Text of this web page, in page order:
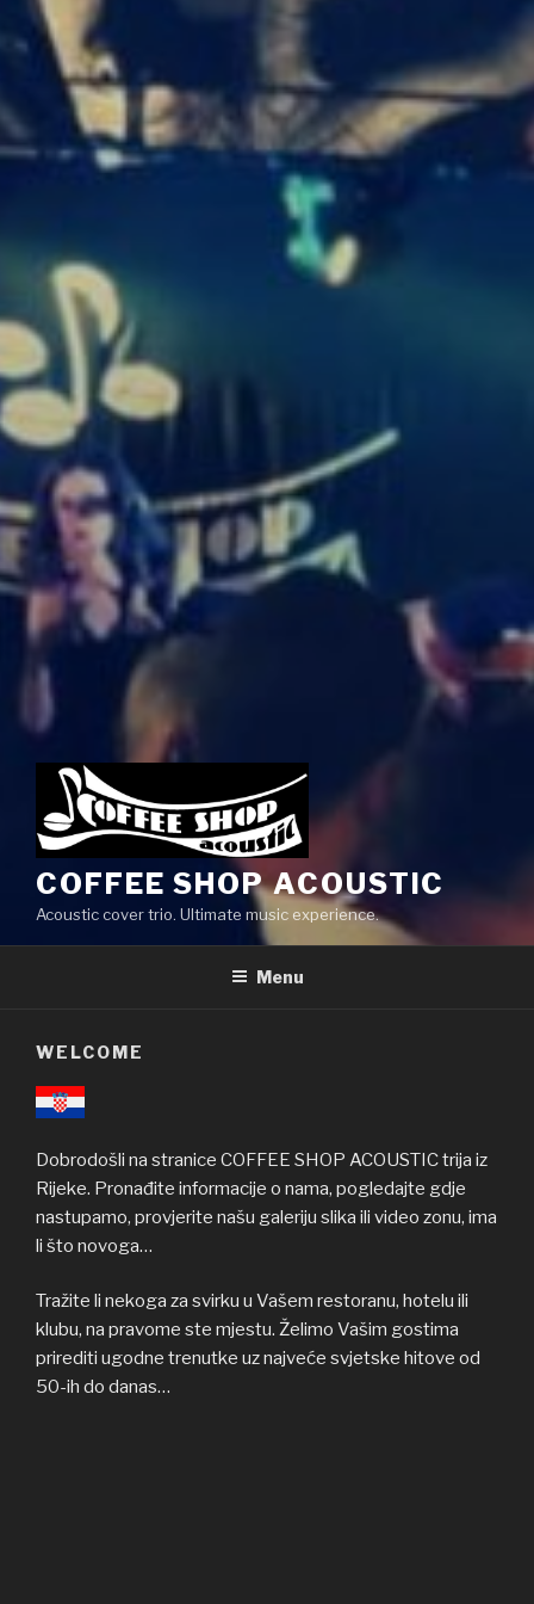
COFFEE SHOP ACOUSTIC
Acoustic cover trio. Ultimate music experience.
Menu
WELCOME
Dobrodošli na stranice COFFEE SHOP ACOUSTIC trija iz
Rijeke. Pronađite informacije o nama, pogledajte gdje
nastupamo, provjerite našu galeriju slika ili video zonu, ima
li što novoga…
Tražite li nekoga za svirku u Vašem restoranu, hotelu ili
klubu, na pravome ste mjestu. Želimo Vašim gostima
prirediti ugodne trenutke uz najveće svjetske hitove od
50-ih do danas…